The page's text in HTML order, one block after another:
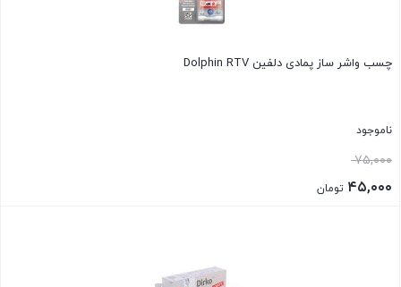
چسب واشر ساز پمادی دلفین Dolphin RTV
ناموجود
۷۵,۰۰۰قیمت
اصلی:۴۵,۰۰۰ تومان